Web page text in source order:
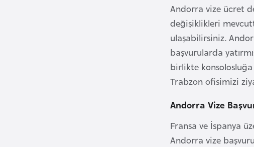
Andorra vize ücret
değişiklikleri
ulaşabilirsiniz.
başvurularda
birlikte
Trabzon ofisimizi
Andorra Vize
Fransa ve İspanya
Andorra vize